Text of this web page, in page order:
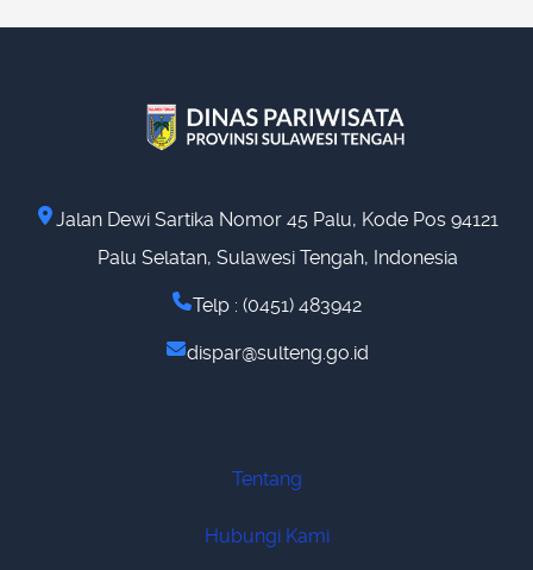
Jalan Dewi Sartika Nomor 45 Palu, Kode Pos 94121
Palu Selatan, Sulawesi Tengah, Indonesia
Telp : (0451) 483942
dispar@sulteng.go.id
Tentang
Hubungi Kami